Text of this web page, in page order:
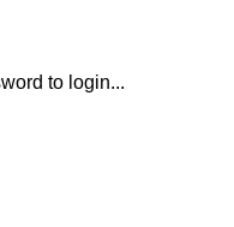
to login...